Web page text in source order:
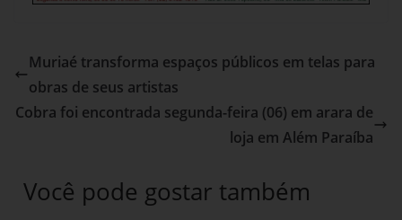
Muriaé transforma espaços públicos em telas para
obras de seus artistas
Cobra foi encontrada segunda-feira (06) em arara de
loja em Além Paraíba
Você pode gostar também